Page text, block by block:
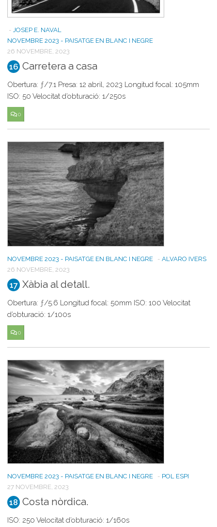
- JOSEP E. NAVAL
NOVEMBRE 2023 - PAISATGE EN BLANC I NEGRE
26 NOVEMBRE, 2023
16 Carretera a casa
Obertura: ƒ/7.1 Presa: 12 abril, 2023 Longitud focal: 105mm
ISO: 50 Velocitat d’obturació: 1/250s
0
- ALVARO IVERS
NOVEMBRE 2023 - PAISATGE EN BLANC I NEGRE
26 NOVEMBRE, 2023
17 Xàbia al detall.
Obertura: ƒ/5.6 Longitud focal: 50mm ISO: 100 Velocitat
d’obturació: 1/100s
0
- POL ESPI
NOVEMBRE 2023 - PAISATGE EN BLANC I NEGRE
27 NOVEMBRE, 2023
18 Costa nòrdica.
ISO: 250 Velocitat d’obturació: 1/160s